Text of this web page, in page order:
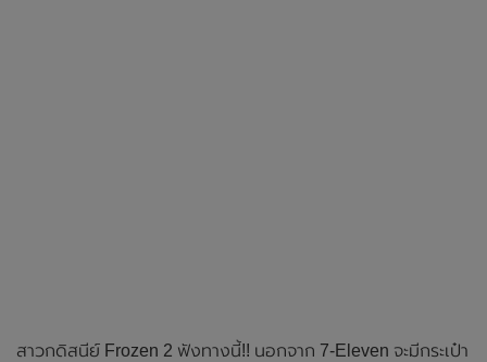
สาวกดิสนีย์ Frozen 2 ฟังทางนี้!! นอกจาก 7-Eleven จะมีกระเป๋า